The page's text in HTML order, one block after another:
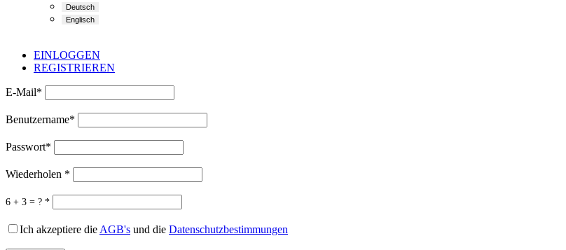
EINLOGGEN
REGISTRIEREN
E-Mail*
Benutzername*
Passwort*
Wiederholen *
6 + 3 = ? *
Ich akzeptiere die AGB's und die Datenschutzbestimmungen